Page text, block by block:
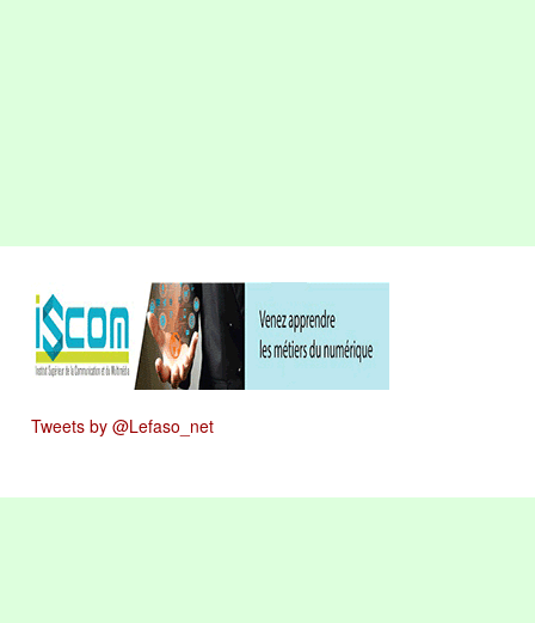
Tweets by @Lefaso_net